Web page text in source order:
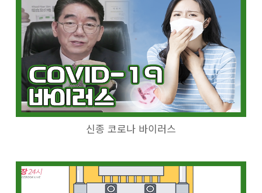
신종 코로나 바이러스